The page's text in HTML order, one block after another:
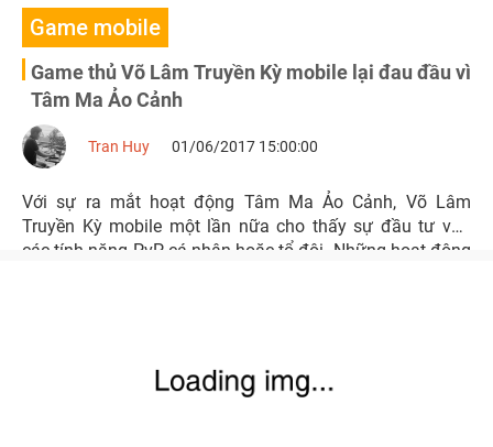
Game mobile
Game thủ Võ Lâm Truyền Kỳ mobile lại đau đầu vì
Tâm Ma Ảo Cảnh
Tran Huy 01/06/2017 15:00:00
Với sự ra mắt hoạt động Tâm Ma Ảo Cảnh, Võ Lâm
Truyền Kỳ mobile một lần nữa cho thấy sự đầu tư vào
các tính năng PvP cá nhân hoặc tổ đội. Những hoạt động